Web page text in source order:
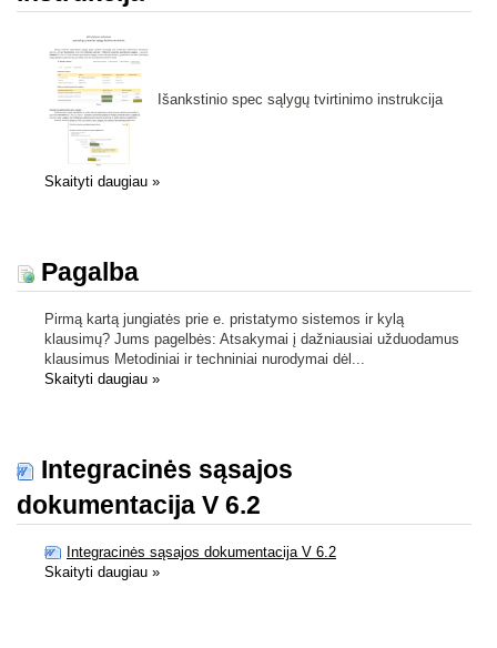
Išankstinio spec sąlygų tvirtinimo instrukcija
Skaityti daugiau »
Pagalba
Pirmą kartą jungiatės prie e. pristatymo sistemos ir kylą
klausimų? Jums pagelbės: Atsakymai į dažniausiai užduodamus
klausimus Metodiniai ir techniniai nurodymai dėl...
Skaityti daugiau »
Integracinės sąsajos
dokumentacija V 6.2
Integracinės sąsajos dokumentacija V 6.2
Skaityti daugiau »